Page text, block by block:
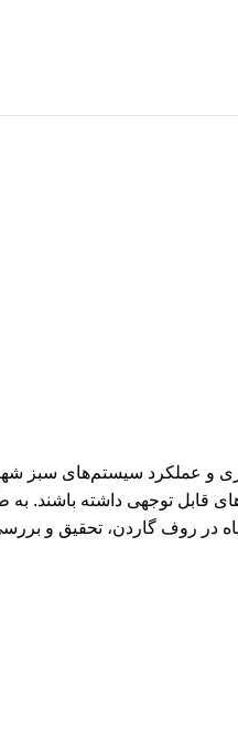
و عملکرد سیستم‌های سبز
قابل توجهی داشته باشند.
در روف گاردن، تحقیق و